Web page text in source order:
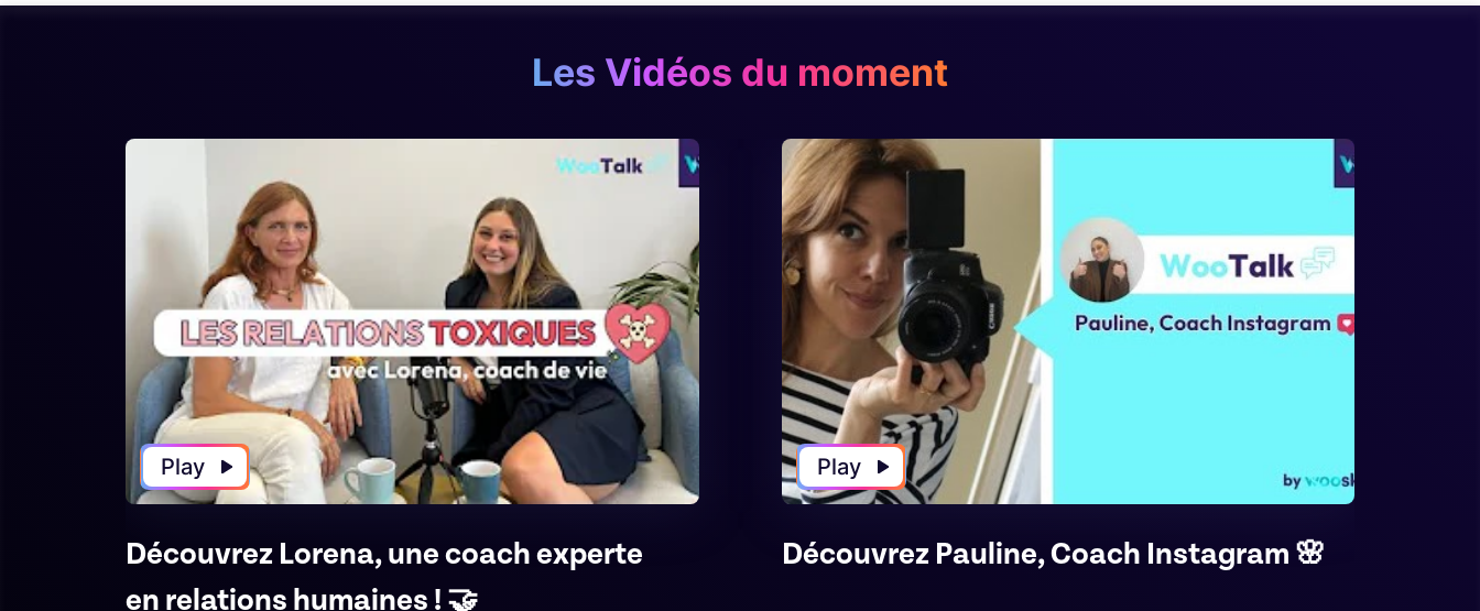
Les Vidéos du moment
Play
Découvrez Lorena, une coach experte
en relations humaines ! 🤝
Play
Découvrez Pauline, Coach Instagram 🌸